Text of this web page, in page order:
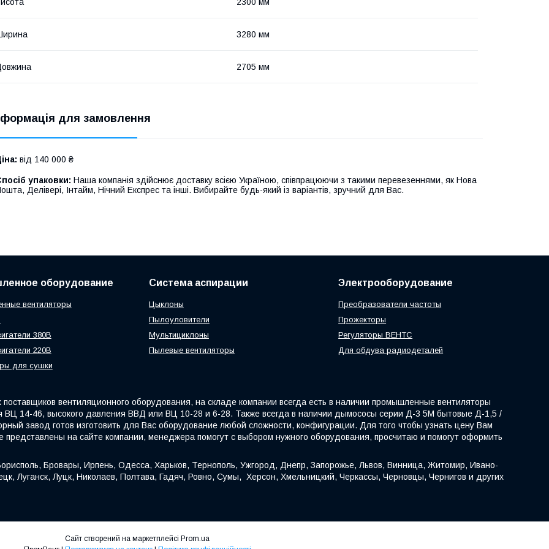
3280 мм
2705 мм
для замовлення
від 140 000 ₴
упаковки: Наша компанія здійснює доставку всією Україною, співпрацюючи з такими перевезеннями, як Нова
Делівері, Інтайм, Нічний Експрес та інші. Вибирайте будь-який із варіантів, зручний для Вас.
оборудование
вентиляторы
380В
220В
для сушки
Система аспирации
Цыклоны
Пылоуловители
Мультициклоны
Пылевые вентиляторы
Электрооборудование
Преобразователи частоты
Прожекторы
Регуляторы ВЕНТС
Для обдува радиодеталей
вентиляционного оборудования, на складе компании всегда есть в наличии промышленные вентиляторы
ВЦ 14-46, высокого давления ВВД или ВЦ 10-28 и 6-28. Также всегда в наличии дымососы серии Д-3 5М бытовые Д-1,5 /
завод готов изготовить для Вас оборудование любой сложности, конфигурации. Для того чтобы узнать цену Вам
на сайте компании, менеджера помогут с выбором нужного оборудования, просчитаю и помогут оформить
Бровары, Ирпень, Одесса, Харьков, Тернополь, Ужгород, Днепр, Запорожье, Львов, Винница, Житомир, Ивано-
Луганск, Луцк, Николаев, Полтава, Гадяч, Ровно, Сумы, Херсон, Хмельницкий, Черкассы, Черновцы, Чернигов и других
Сайт створений на маркетплейсі Prom.ua